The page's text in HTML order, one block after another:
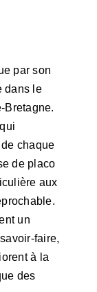
par son
dans le
Bretagne.
chaque
de placo
aux
un
faire,
à la
des